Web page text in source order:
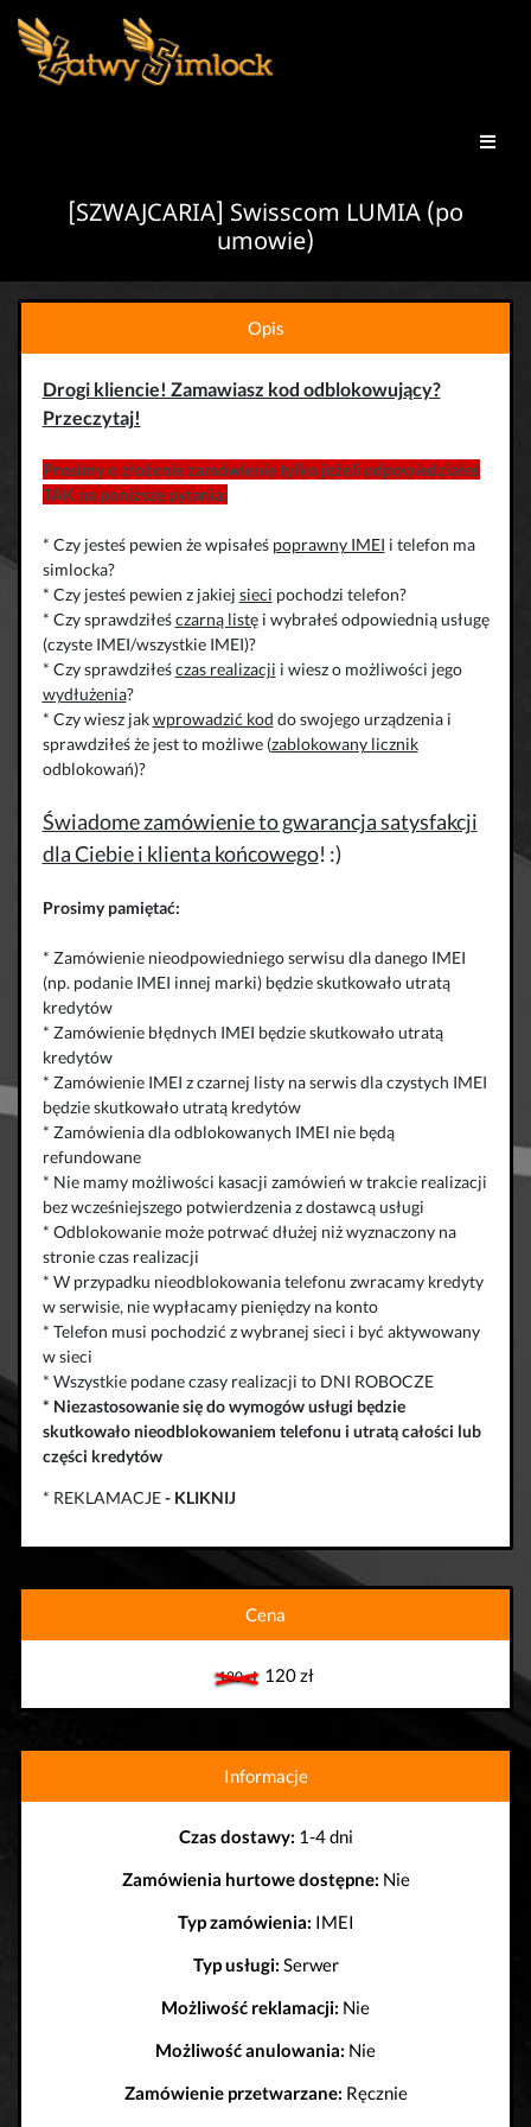
[SZWAJCARIA] Swisscom LUMIA (po
umowie)
Opis
Drogi kliencie! Zamawiasz kod odblokowujący?
Przeczytaj!
Prosimy o złożenie zamówienie tylko jeżeli odpowiedziałeś
TAK na poniższe pytania:
* Czy jesteś pewien że wpisałeś poprawny IMEI i telefon ma
simlocka?
* Czy jesteś pewien z jakiej sieci pochodzi telefon?
* Czy sprawdziłeśczarną listęi wybrałeś odpowiednią usługę
(czyste IMEI/wszystkie IMEI)?
* Czy sprawdziłeśczas realizacji i wiesz o możliwości jego
wydłużenia?
* Czy wiesz jakwprowadzić kod do swojego urządzenia i
sprawdziłeś że jest to możliwe (zablokowany licznik
odblokowań)?
Świadome zamówienie to gwarancja satysfakcji
dla Ciebie i klienta końcowego! :)
Prosimy pamiętać:
* Zamówienie nieodpowiedniego serwisu dla danego IMEI
(np. podanie IMEI innej marki) będzie skutkowało utratą
kredytów
* Zamówienie błędnych IMEI będzie skutkowało utratą
kredytów
* Zamówienie IMEI z czarnej listy na serwis dla czystych IMEI
będzie skutkowało utratą kredytów
* Zamówienia dla odblokowanych IMEI nie będą
refundowane
* Nie mamy możliwości kasacji zamówień w trakcie realizacji
bez wcześniejszego potwierdzenia z dostawcą usługi
* Odblokowanie może potrwać dłużej niż wyznaczony na
stronie czas realizacji
* W przypadku nieodblokowania telefonu zwracamy kredyty
w serwisie, nie wypłacamy pieniędzy na konto
* Telefon musi pochodzić z wybranej sieci i być aktywowany
w sieci
* Wszystkie podane czasy realizacji to DNI ROBOCZE
* Niezastosowanie się do wymogów usługi będzie
skutkowało nieodblokowaniem telefonu i utratą całości lub
części kredytów
* REKLAMACJE- KLIKNIJ
Cena
120 zł120 zł
Informacje
Czas dostawy: 1-4 dni
Zamówienia hurtowe dostępne: Nie
Typ zamówienia: IMEI
Typ usługi: Serwer
Możliwość reklamacji: Nie
Możliwość anulowania: Nie
Zamówienie przetwarzane: Ręcznie